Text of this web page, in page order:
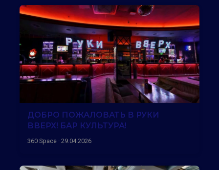
ДОБРО ПОЖАЛОВАТЬ В РУКИ
ВВЕРХ! БАР КУЛЬТУРА!
360 Space · 29.04.2026